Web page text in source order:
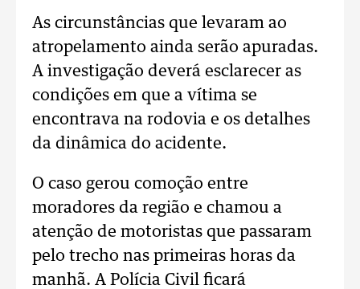
As circunstâncias que levaram ao
atropelamento ainda serão apuradas.
A investigação deverá esclarecer as
condições em que a vítima se
encontrava na rodovia e os detalhes
da dinâmica do acidente.
O caso gerou comoção entre
moradores da região e chamou a
atenção de motoristas que passaram
pelo trecho nas primeiras horas da
manhã. A Polícia Civil ficará